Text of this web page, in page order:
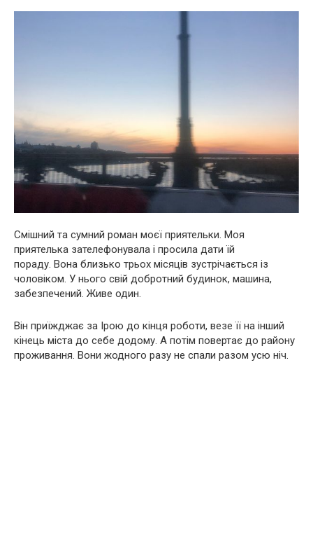
Смішний та сумний роман моєї приятельки. Моя
приятелька зателефонувала і просила дати їй
пораду. Вона близько трьох місяців зустрічається із
чоловіком. У нього свій добротний будинок, машина,
забезпечений. Живе один.
Він приїжджає за Ірою до кінця роботи, везе її на інший
кінець міста до себе додому. А потім повертає до району
проживання. Вони жодного разу не спали разом усю ніч.